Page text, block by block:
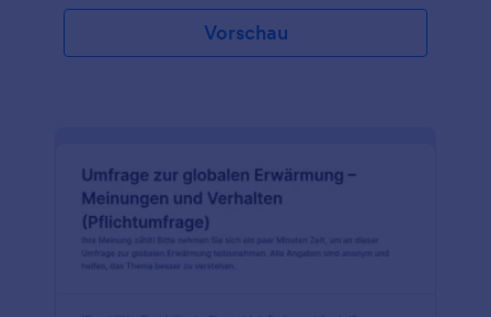
Vorschau